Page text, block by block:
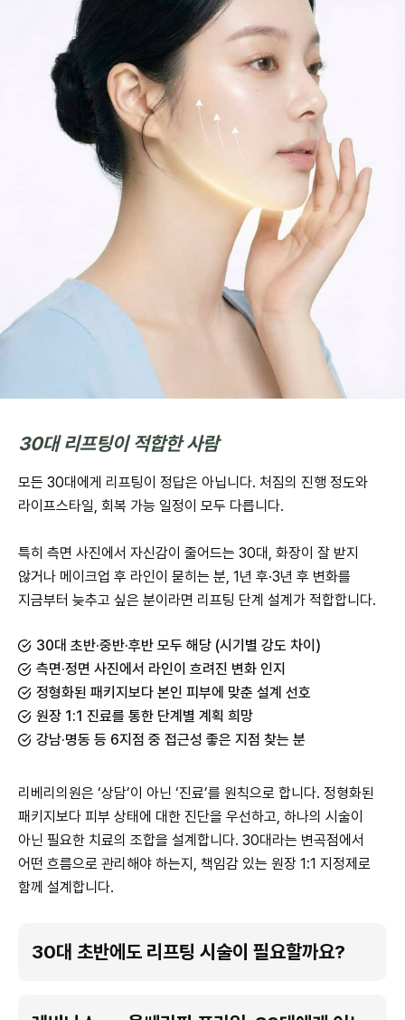
30대 리프팅이 적합한 사람
모든 30대에게 리프팅이 정답은 아닙니다. 처짐의 진행 정도와
라이프스타일, 회복 가능 일정이 모두 다릅니다.
특히 측면 사진에서 자신감이 줄어드는 30대, 화장이 잘 받지
않거나 메이크업 후 라인이 묻히는 분, 1년 후·3년 후 변화를
지금부터 늦추고 싶은 분이라면 리프팅 단계 설계가 적합합니다.
30대 초반·중반·후반 모두 해당 (시기별 강도 차이)
측면·정면 사진에서 라인이 흐려진 변화 인지
정형화된 패키지보다 본인 피부에 맞춘 설계 선호
원장 1:1 진료를 통한 단계별 계획 희망
강남·명동 등 6지점 중 접근성 좋은 지점 찾는 분
리베리의원은 ‘상담’이 아닌 ‘진료’를 원칙으로 합니다. 정형화된
패키지보다 피부 상태에 대한 진단을 우선하고, 하나의 시술이
아닌 필요한 치료의 조합을 설계합니다. 30대라는 변곡점에서
어떤 흐름으로 관리해야 하는지, 책임감 있는 원장 1:1 지정제로
함께 설계합니다.
30대 초반에도 리프팅 시술이 필요할까요?